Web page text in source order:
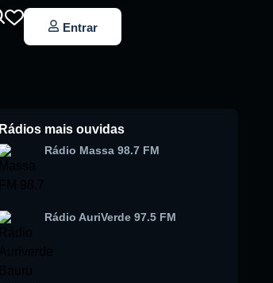
Entrar
Rádios mais ouvidas
Rádio Massa 98.7 FM
Rádio AuriVerde 97.5 FM